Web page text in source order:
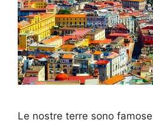
Le nostre terre sono